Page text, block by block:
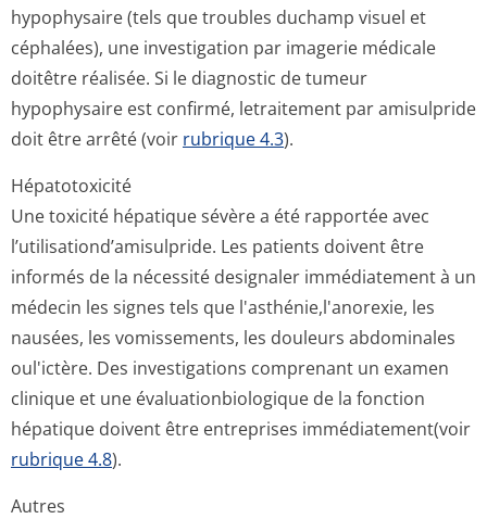
hypophysaire (tels que troubles duchamp visuel et
céphalées), une investigation par imagerie médicale
doitêtre réalisée. Si le diagnostic de tumeur
hypophysaire est confirmé, letraitement par amisulpride
doit être arrêté (voir rubrique 4.3).
Hépatotoxicité
Une toxicité hépatique sévère a été rapportée avec
l’utilisation­d’amisulpride. Les patients doivent être
informés de la nécessité designaler immédiatement à un
médecin les signes tels que l'asthénie,l'a­norexie, les
nausées, les vomissements, les douleurs abdominales
oul'ictère. Des investigations comprenant un examen
clinique et une évaluationbio­logique de la fonction
hépatique doivent être entreprises immédiatement(voir
rubrique 4.8).
Autres